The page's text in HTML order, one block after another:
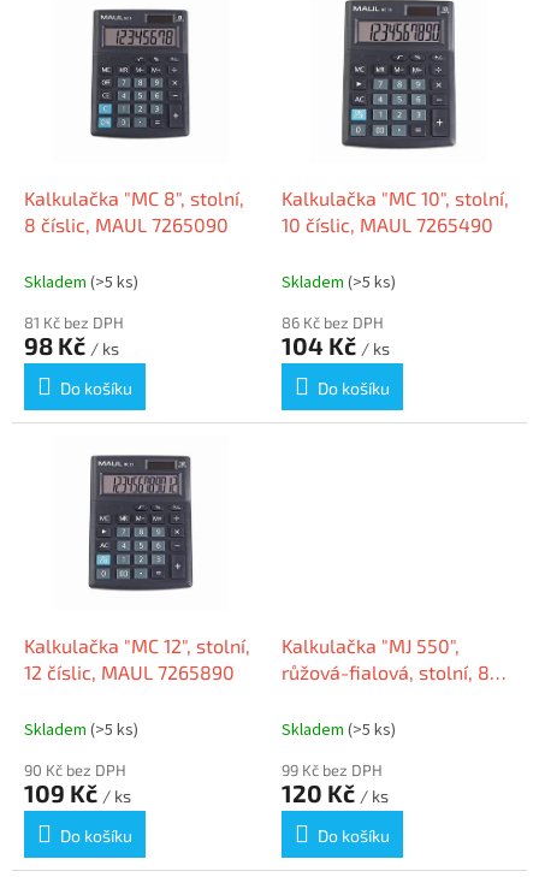
Kalkulačka "MC 8", stolní,
8 číslic, MAUL 7265090
Skladem (>5 ks)
81 Kč bez DPH
98 Kč / ks
Do košíku
Kalkulačka "MC 10", stolní,
10 číslic, MAUL 7265490
Skladem (>5 ks)
86 Kč bez DPH
104 Kč / ks
Do košíku
Kalkulačka "MC 12", stolní,
12 číslic, MAUL 7265890
Skladem (>5 ks)
90 Kč bez DPH
109 Kč / ks
Do košíku
Kalkulačka "MJ 550",
růžová-fialová, stolní, 8
Skladem (>5 ks)
99 Kč bez DPH
120 Kč / ks
Do košíku